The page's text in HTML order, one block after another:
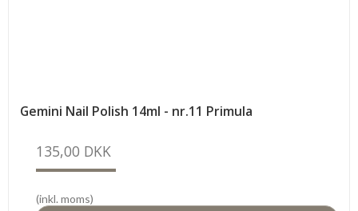
Gemini Nail Polish 14ml - nr.11 Primula
135,00 DKK
(inkl. moms)